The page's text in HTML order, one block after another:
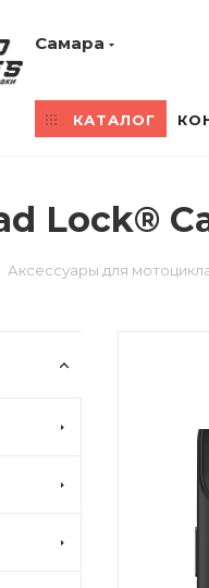
Самара
КАТАЛОГ
Lock®
Аксессуары для